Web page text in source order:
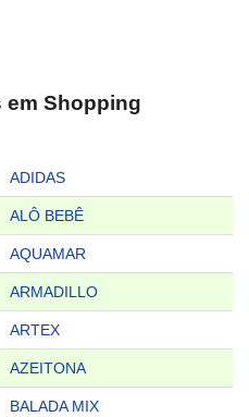
em Shopping
ADIDAS
ALÔ BEBÊ
AQUAMAR
ARMADILLO
ARTEX
AZEITONA
BALADA MIX